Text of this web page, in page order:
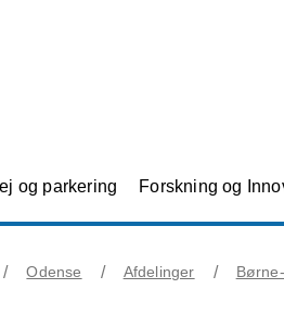
og parkering Forskning og
Odense Afdelinger